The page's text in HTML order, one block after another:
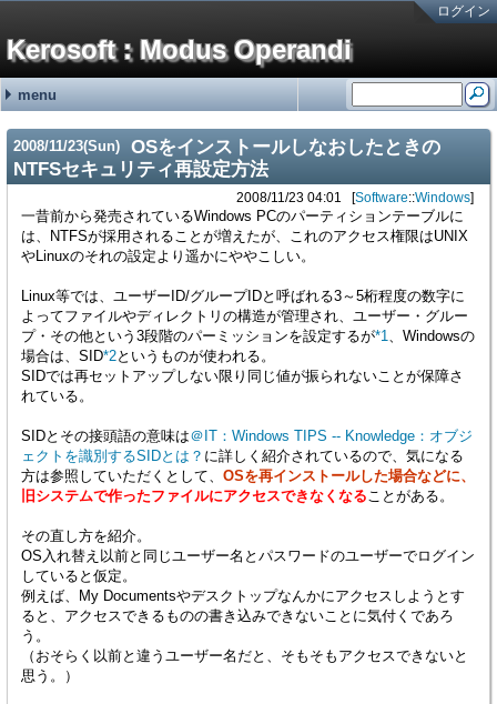
ログイン
Kerosoft : Modus Operandi
menu
最近の記事
#251:
SONYの無線ノイキャンヘッドホン WH-1000XM3の延命措置 (06/19)
#250:
ディスプレイの入力切替イベントを拾う方法メモ (12/31)
#249:
無停電電源装置(UPS)の鉛バッテリーを無料で処分する方法 (10/01)
#248:
アメリカ現地番号のAT&T SIMカードを日本で準備していく方法
#247:
古のRaspberry Piを使ったお手軽デジタルサイネージ (01/31)
最近のコメント
霧ヶ峰REMOTEの機器登録バグの回避方法 金曜が大好きなOL
brother製スキャンツールControlCenter4を直接起動する方法 hy
霧ヶ峰REMOTEの機器登録バグの回避方法 せつこ
霧ヶ峰REMOTEの機器登録バグの回避方法 nn
霧ヶ峰REMOTEの機器登録バグの回避方法 n
タグNetService (15)
adiary (5)
Google (1)
ValueDomain (2)
Sakura (1)
Software (176)
Windows (95)
Macintosh (5)
Linux (69)
VM/ESXi (6)
Languages (13)
Java (2)
Perl (7)
C# (2)
CSS (1)
JavaScript (1)
Hardware (46)
PC (8)
VAIO (7)
Phone (8)
Printer (4)
NAS (1)
HDDRecorder (1)
CarNavi (1)
NetworkSwitch (8)
Raspberry Pi (2)
ThinkPad (2)
Appliances (3)
Mobile (4)
(none) (2)
2008/11/23(Sun)
OSをインストールしなおしたときの
NTFSセキュリティ再設定方法
2008/11/23 04:01 Software::Windows
一昔前から発売されているWindows PCのパーティションテーブルに
は、NTFSが採用されることが増えたが、これのアクセス権限はUNIX
やLinuxのそれの設定より遥かにややこしい。
Linux等では、ユーザーID/グループIDと呼ばれる3～5桁程度の数字に
よってファイルやディレクトリの構造が管理され、ユーザー・グルー
プ・その他という3段階のパーミッションを設定するが*1
、Windowsの
場合は、SID*2というものが使われる。
SIDでは再セットアップしない限り同じ値が振られないことが保障さ
れている。
SIDとその接頭語の意味は＠IT：Windows TIPS -- Knowledge：オブジ
ェクトを識別するSIDとは？ に詳しく紹介されているので、気になる
方は参照していただくとして、 OSを再インストールした場合などに、
旧システムで作ったファイルにアクセスできなくなる ことがある。
その直し方を紹介。
OS入れ替え以前と同じユーザー名とパスワードのユーザーでログイン
していると仮定。
例えば、My Documentsやデスクトップなんかにアクセスしようとす
ると、アクセスできるものの書き込みできないことに気付くであろ
う。
（おそらく以前と違うユーザー名だと、そもそもアクセスできないと
思う。）